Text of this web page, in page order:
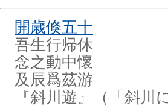
開歳倏五十
吾生行帰休
念之動中懷
及辰爲茲游
『斜川遊』（「斜川